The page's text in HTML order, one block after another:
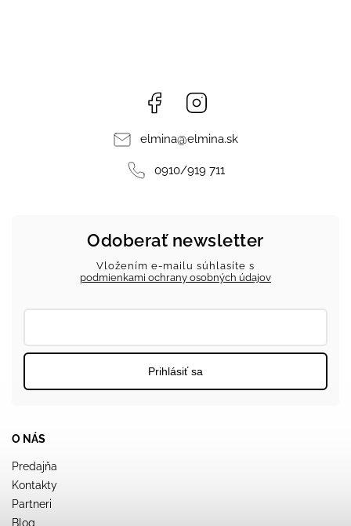
Facebook
elmina@elmina.sk
0910/919 711
O NÁS
Predajňa
Kontakty
Partneri
Blog
Odoberať newsletter
Vložením e-mailu súhlasíte s
podmienkami ochrany osobných údajov
Prihlásiť sa